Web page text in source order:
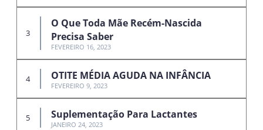
O Que Toda Mãe Recém-Nascida
Precisa Saber
FEVEREIRO 16, 2023
OTITE MÉDIA AGUDA NA INFÂNCIA
FEVEREIRO 9, 2023
Suplementação Para Lactantes
JANEIRO 24, 2023